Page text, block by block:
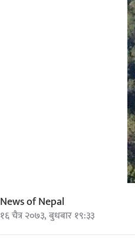
News of Nepal
१६ चैत्र २०७३, बुधबार १९:३३